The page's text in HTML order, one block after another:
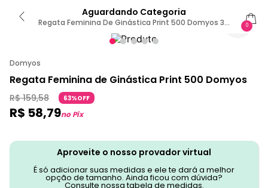
Aguardando Categoria
Regata Feminina De Ginástica Print 500 Domyos 3G
0
Domyos
Regata Feminina de Ginástica Print 500 Domyos
R$ 159,58 63%OFF
R$ 58,79no Pix
Aproveite o nosso provador virtual
É só adicionar suas medidas e ele te dará a melhor
opção de tamanho. Ainda ficou com dúvida?
Consulte nossa tabela de medidas.